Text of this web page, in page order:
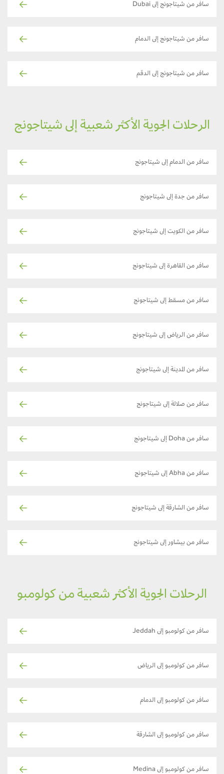
سافر من شيتاجونج إلى Dubai
سافر من شيتاجونج إلى الدمام
سافر من شيتاجونج إلى الدقم
الرحلات الجوية الأكثر شعبية إلى شيتاجونج
سافر من الدمام إلى شيتاجونج
سافر من جدة إلى شيتاجونج
سافر من الكويت إلى شيتاجونج
سافر من القاهرة إلى شيتاجونج
سافر من مسقط إلى شيتاجونج
سافر من الرياض إلى شيتاجونج
سافر من المدينة إلى شيتاجونج
سافر من صلالة إلى شيتاجونج
سافر من Doha إلى شيتاجونج
سافر من Abha إلى شيتاجونج
سافر من الشارقة إلى شيتاجونج
سافر من بيشاور إلى شيتاجونج
الرحلات الجوية الأكثر شعبية من كولومبو
سافر من كولومبو إلى Jeddah
سافر من كولومبو إلى الرياض
سافر من كولومبو إلى الدمام
سافر من كولومبو إلى الشارقة
سافر من كولومبو إلى Medina